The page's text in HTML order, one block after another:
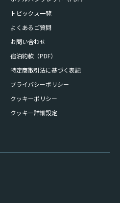
トピックス一覧
よくあるご質問
お問い合わせ
宿泊約款（PDF）
特定商取引法に基づく表記
プライバシーポリシー
クッキーポリシー
クッキー詳細設定